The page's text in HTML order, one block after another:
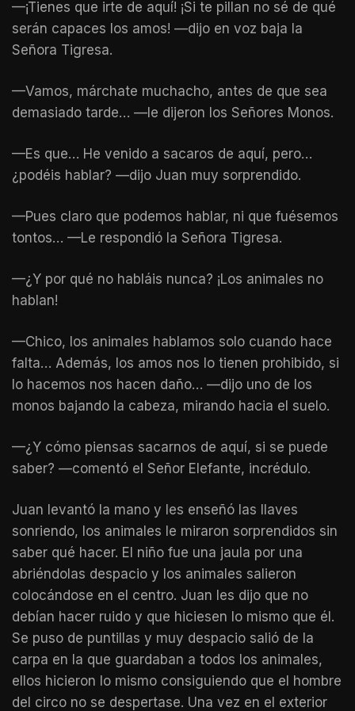
—¡Tienes que irte de aquí! ¡Si te pillan no sé de qué
serán capaces los amos! —dijo en voz baja la
Señora Tigresa.
—Vamos, márchate muchacho, antes de que sea
demasiado tarde… —le dijeron los Señores Monos.
—Es que… He venido a sacaros de aquí, pero…
¿podéis hablar? —dijo Juan muy sorprendido.
—Pues claro que podemos hablar, ni que fuésemos
tontos… —Le respondió la Señora Tigresa.
—¿Y por qué no habláis nunca? ¡Los animales no
hablan!
—Chico, los animales hablamos solo cuando hace
falta… Además, los amos nos lo tienen prohibido, si
lo hacemos nos hacen daño… —dijo uno de los
monos bajando la cabeza, mirando hacia el suelo.
—¿Y cómo piensas sacarnos de aquí, si se puede
saber? —comentó el Señor Elefante, incrédulo.
Juan levantó la mano y les enseñó las llaves
sonriendo, los animales le miraron sorprendidos sin
saber qué hacer. El niño fue una jaula por una
abriéndolas despacio y los animales salieron
colocándose en el centro. Juan les dijo que no
debían hacer ruido y que hiciesen lo mismo que él.
Se puso de puntillas y muy despacio salió de la
carpa en la que guardaban a todos los animales,
ellos hicieron lo mismo consiguiendo que el hombre
del circo no se despertase. Una vez en el exterior